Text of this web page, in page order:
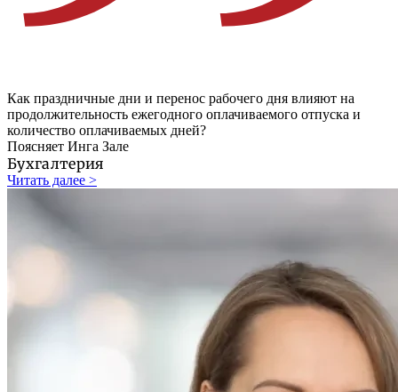
Как праздничные дни и перенос рабочего дня влияют на
продолжительность ежегодного оплачиваемого отпуска и
количество оплачиваемых дней?
Поясняет Инга Зале
Бухгалтерия
Читать далее >